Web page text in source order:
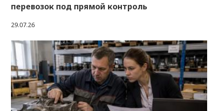
перевозок под прямой контроль
29.07.26